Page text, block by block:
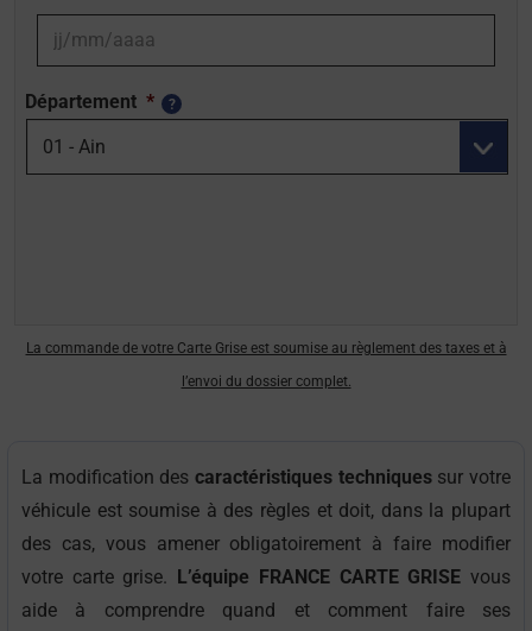
JJ
slash
MM
Département *
La commande de votre Carte Grise est soumise au règlement des taxes et à
l’envoi du dossier complet.
La modification des caractéristiques techniquessur votre
véhicule est soumise à des règles et doit, dans la plupart
des cas, vous amener obligatoirement à faire modifier
votre carte grise.
L’équipe FRANCE CARTE GRISE vous
aide à comprendre quand et comment faire ses